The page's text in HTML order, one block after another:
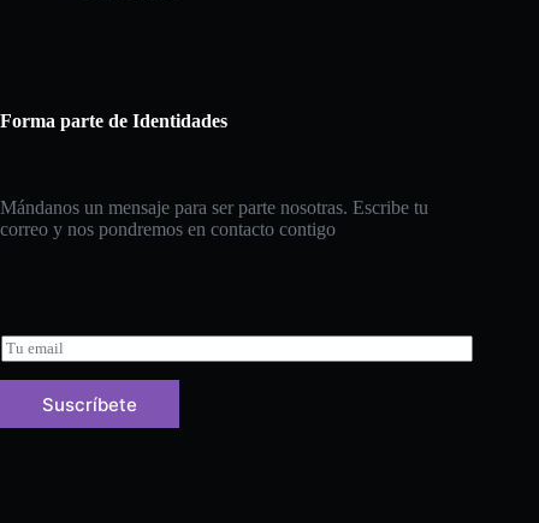
Forma parte de Identidades
Mándanos un mensaje para ser parte nosotras. Escribe tu
correo y nos pondremos en contacto contigo
E
m
a
l
Suscríbete